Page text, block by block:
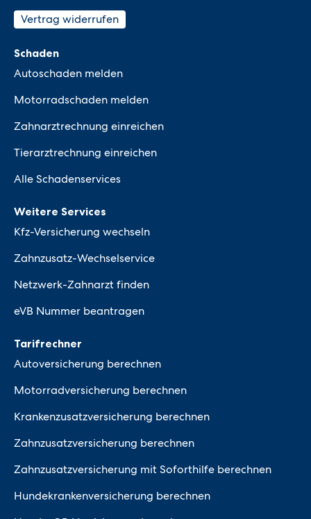
Vertrag widerrufen
Schaden
Autoschaden melden
Motorradschaden melden
Zahnarztrechnung einreichen
Tierarztrechnung einreichen
Alle Schadenservices
Weitere Services
Kfz-Versicherung wechseln
Zahnzusatz-Wechselservice
Netzwerk-Zahnarzt finden
eVB Nummer beantragen
Tarifrechner
Autoversicherung berechnen
Motorradversicherung berechnen
Krankenzusatzversicherung berechnen
Zahnzusatzversicherung berechnen
Zahnzusatzversicherung mit Soforthilfe berechnen
Hundekrankenversicherung berechnen